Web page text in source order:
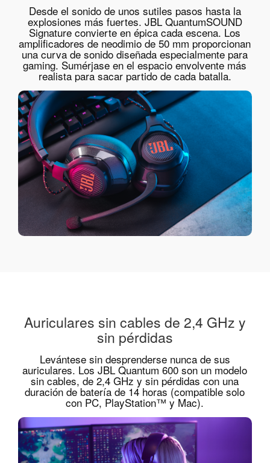
Desde el sonido de unos sutiles pasos hasta la
explosiones más fuertes. JBL QuantumSOUND
Signature convierte en épica cada escena. Los
amplificadores de neodimio de 50 mm proporcionan
una curva de sonido diseñada especialmente para
gaming. Sumérjase en el espacio envolvente más
realista para sacar partido de cada batalla.
Auriculares sin cables de 2,4 GHz y
sin pérdidas
Levántese sin desprenderse nunca de sus
auriculares. Los JBL Quantum 600 son un modelo
sin cables, de 2,4 GHz y sin pérdidas con una
duración de batería de 14 horas (compatible solo
con PC, PlayStation™ y Mac).